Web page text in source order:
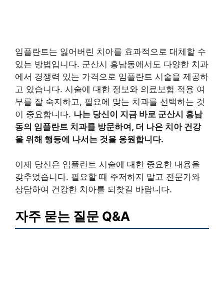
임플란트는 잃어버린 치아를 효과적으로 대체할 수
있는 방법입니다. 군산시 흥남동에서도 다양한 치과
에서 경쟁력 있는 가격으로 임플란트 시술을 제공하
고 있습니다. 시술에 대한 정보와 의료보험 적용 여
부를 잘 숙지하고, 필요에 맞는 치과를 선택하는 것
이 중요합니다. 나는 당신이 지금 바로 군산시 흥남
동의 임플란트 치과를 방문하여, 더 나은 치아 건강
을 위해 행동에 나서는 것을 응원합니다.
이제 당신은 임플란트 시술에 대한 중요한 내용을
갖추었습니다. 필요할 때 주저하지 말고 전문가와
상담하여 건강한 치아를 되찾길 바랍니다.
자주 묻는 질문 Q&A